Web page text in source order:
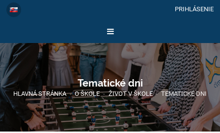
PRIHLÁSENIE
Tematické dni
HLAVNÁ STRÁNKA - O ŠKOLE - ŽIVOT V ŠKOLE - TEMATICKÉ DNI